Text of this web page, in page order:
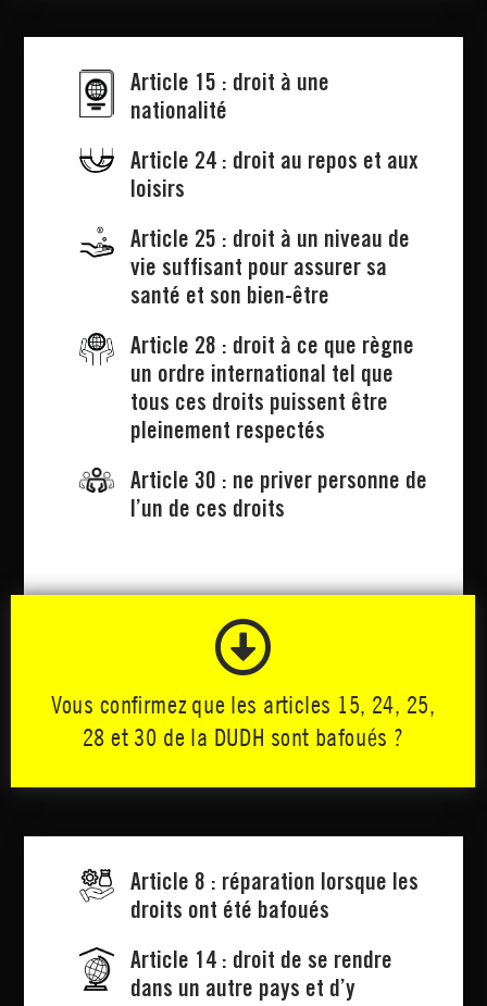
Article 15 : droit à une
nationalité
Article 24 : droit au repos et aux
loisirs
Article 25 : droit à un niveau de
vie suffisant pour assurer sa
santé et son bien-être
Article 28 : droit à ce que règne
un ordre international tel que
tous ces droits puissent être
pleinement respectés
Article 30 : ne priver personne de
l’un de ces droits

Vous confirmez que les articles 15, 24, 25,
28 et 30 de la DUDH sont bafoués ?
Article 8 : réparation lorsque les
droits ont été bafoués
Article 14 : droit de se rendre
dans un autre pays et d’y